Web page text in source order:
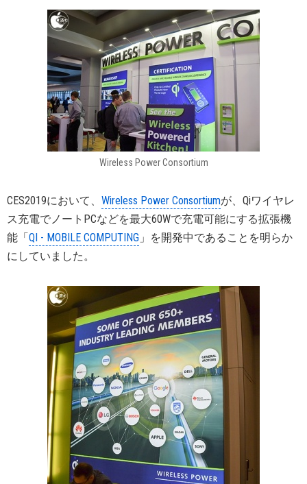
Wireless Power Consortium
CES2019において、 Wireless Power Consortiumが、Qiワイヤレ
ス充電でノートPCなどを最大60Wで充電可能にする拡張機
能「QI - MOBILE COMPUTING 」を開発中であることを明らか
にしていました。